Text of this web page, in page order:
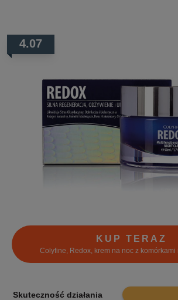
4.07
KUP TERAZ
Colyfine, Redox, krem na noc z komórkami
Skuteczność działania 8.7